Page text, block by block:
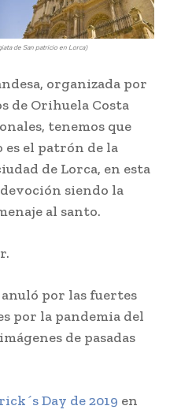
de San patricio en Lorca)
organizada por
de Orihuela Costa
tenemos que
el patrón de la
de Lorca, en esta
siendo la
al santo.
anuló por las fuertes
por la pandemia del
de pasadas
Day de 2019 en